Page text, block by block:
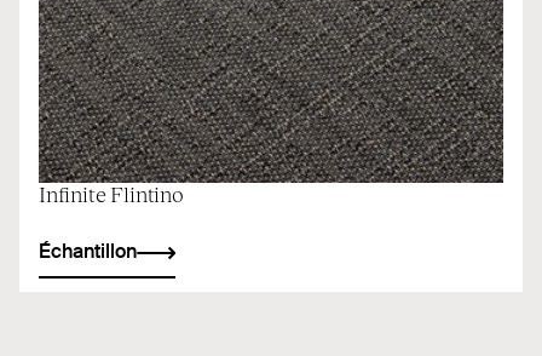
Infinite Flintino
Échantillon